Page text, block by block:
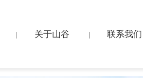
关于山谷 联系我们